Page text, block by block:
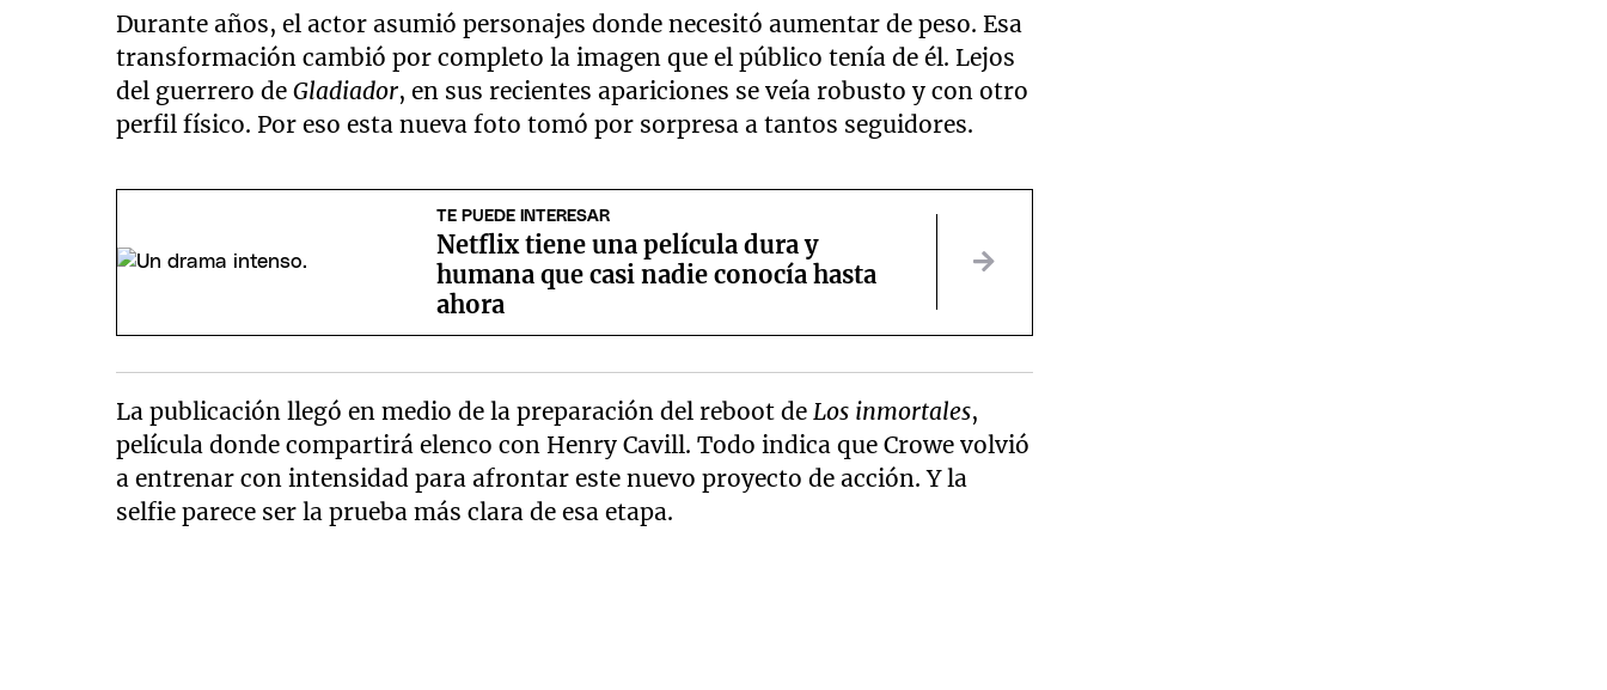
Durante años, el actor asumió personajes donde necesitó aumentar de peso. Esa
transformación cambió por completo la imagen que el público tenía de él. Lejos
del guerrero deGladiador, en sus recientes apariciones se veía robusto y con otro
perfil físico. Por eso esta nueva foto tomó por sorpresa a tantos seguidores.
TE PUEDE INTERESAR
Netflix tiene una película dura y
humana que casi nadie conocía hasta
ahora
La publicación llegó en medio de la preparación del reboot de Los inmortales,
película donde compartirá elenco con Henry Cavill. Todo indica que Crowe volvió
a entrenar con intensidad para afrontar este nuevo proyecto de acción. Y la
selfie parece ser la prueba más clara de esa etapa.